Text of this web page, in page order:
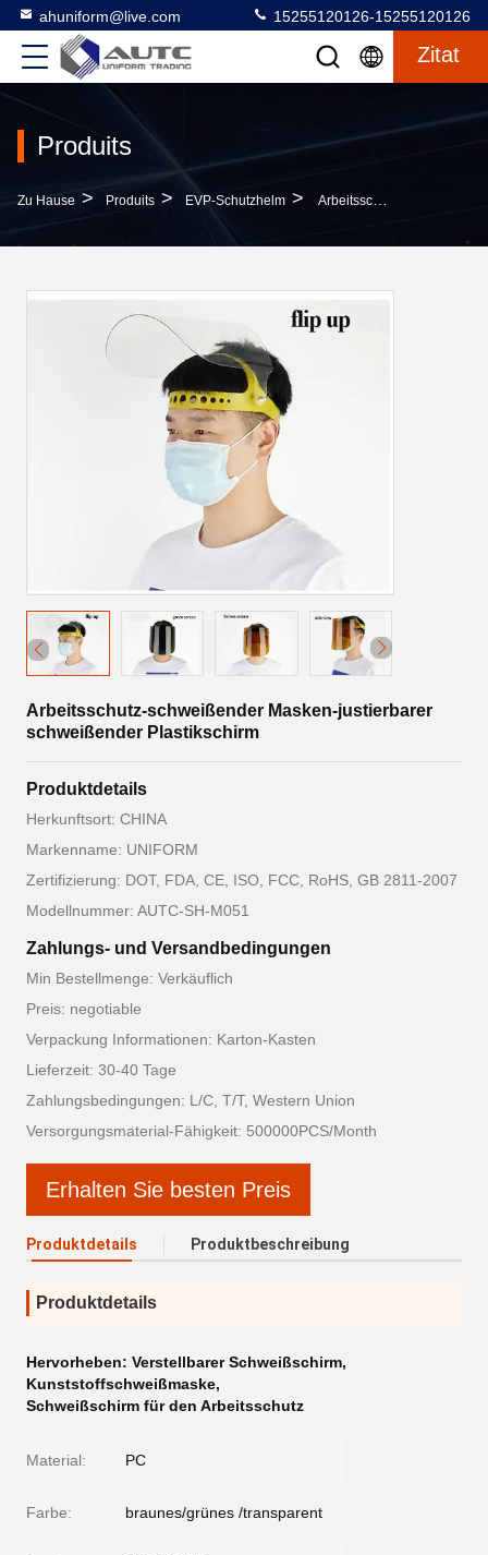
ahuniform@live.com 15255120126-15255120126
Zitat
Produits
Zu Hause > Produits > EVP-Schutzhelm > Arbeitsschutz-Schweißender Masken-Justierbarer Schweißender Plastikschirm
Arbeitsschutz-schweißender Masken-justierbarer
schweißender Plastikschirm
Produktdetails
Herkunftsort: CHINA
Markenname: UNIFORM
Zertifizierung: DOT, FDA, CE, ISO, FCC, RoHS, GB 2811-2007
Modellnummer: AUTC-SH-M051
Zahlungs- und Versandbedingungen
Min Bestellmenge: Verkäuflich
Preis: negotiable
Verpackung Informationen: Karton-Kasten
Lieferzeit: 30-40 Tage
Zahlungsbedingungen: L/C, T/T, Western Union
Versorgungsmaterial-Fähigkeit: 500000PCS/Month
Erhalten Sie besten Preis
Produktdetails Produktbeschreibung
Produktdetails
Hervorheben: Verstellbarer Schweißschirm,
Kunststoffschweißmaske,
Schweißschirm für den Arbeitsschutz
Material: PC
Farbe: braunes/grünes /transparent